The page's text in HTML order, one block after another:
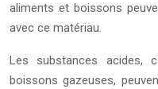
aliments et boissons
avec ce matériau.
Les substances acides,
boissons gazeuses,